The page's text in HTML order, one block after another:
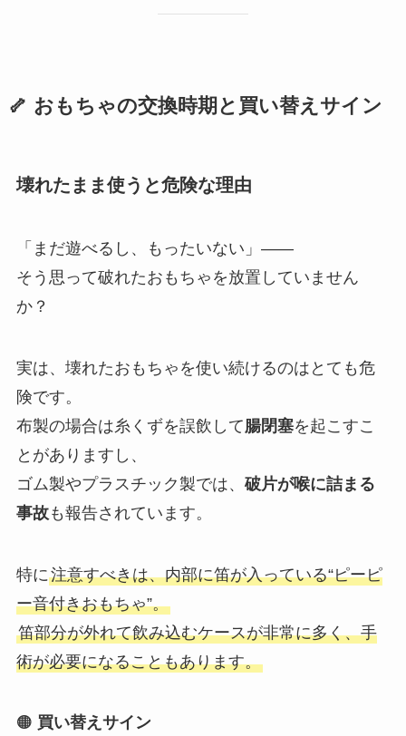
🦴 おもちゃの交換時期と買い替えサイン
壊れたまま使うと危険な理由
「まだ遊べるし、もったいない」——
そう思って破れたおもちゃを放置していません
か？
実は、壊れたおもちゃを使い続けるのはとても危
険です。
布製の場合は糸くずを誤飲して腸閉塞を起こすこ
とがありますし、
ゴム製やプラスチック製では、 破片が喉に詰まる
事故も報告されています。
特に注意すべきは、内部に笛が入っている“ピーピ
ー音付きおもちゃ”。
笛部分が外れて飲み込むケースが非常に多く、手
術が必要になることもあります。
🟠 買い替えサイン